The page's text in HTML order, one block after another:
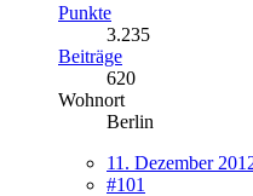
Punkte
3.235
Beiträge
620
Wohnort
Berlin
11. Dezember
#101